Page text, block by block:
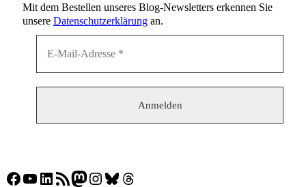
Mit dem Bestellen unseres Blog-Newsletters erkennen Sie
unsere Datenschutzerklärung an.
Facebook
YouTube
LinkedIn
RSS-FeedMastodon
Instagram
Bluesky
Threads